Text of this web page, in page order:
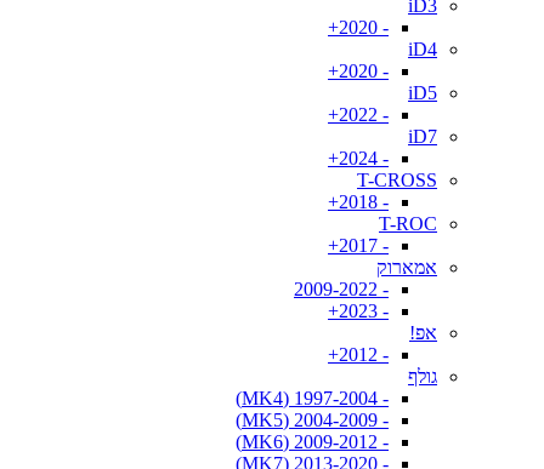
iD3
- 2020+
iD4
- 2020+
iD5
- 2022+
iD7
- 2024+
T-CROSS
- 2018+
T-ROC
- 2017+
אמארוק
- 2009-2022
- 2023+
אפ!
- 2012+
גולף
- 1997-2004 (MK4)
- 2004-2009 (MK5)
- 2009-2012 (MK6)
- 2013-2020 (MK7)